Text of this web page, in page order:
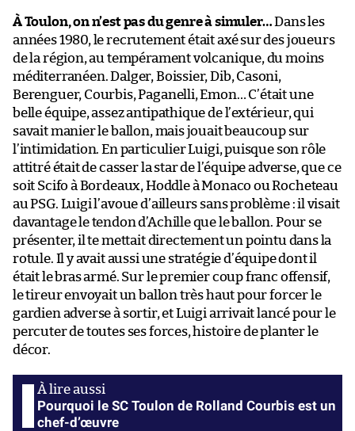
À Toulon, on n’est pas du genre à simuler…Dans les
années 1980, le recrutement était axé sur des joueurs
de la région, au tempérament volcanique, du moins
méditerranéen. Dalger, Boissier, Dib, Casoni,
Berenguer, Courbis, Paganelli, Emon… C’était une
belle équipe, assez antipathique de l’extérieur, qui
savait manier le ballon, mais jouait beaucoup sur
l’intimidation. En particulier Luigi, puisque son rôle
attitré était de casser la star de l’équipe adverse, que ce
soit Scifo à Bordeaux, Hoddle à Monaco ou Rocheteau
au PSG. Luigi l’avoue d’ailleurs sans problème : il visait
davantage le tendon d’Achille que le ballon. Pour se
présenter, il te mettait directement un pointu dans la
rotule. Il y avait aussi une stratégie d’équipe dont il
était le bras armé. Sur le premier coup franc offensif,
le tireur envoyait un ballon très haut pour forcer le
gardien adverse à sortir, et Luigi arrivait lancé pour le
percuter de toutes ses forces, histoire de planter le
décor.
Pourquoi le SC Toulon de Rolland Courbis est un
chef-d’œuvre